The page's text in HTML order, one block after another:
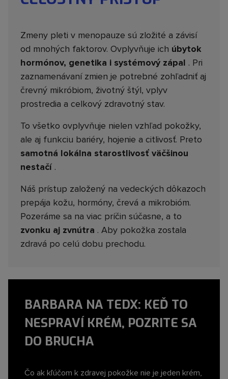
Zmeny pleti v menopauze sú zložité a závisí
od mnohých faktorov. Ovplyvňuje ich úbytok
hormónov, genetika i systémový zápal . Pri
zaznamenávaní zmien je potrebné zohľadniť aj
črevný mikróbiom, životný štýl, vplyv
prostredia a celkový zdravotný stav.
To všetko ovplyvňuje nielen vzhľad pokožky,
ale aj funkciu bariéry, hojenie a citlivosť. Preto
samotná lokálna starostlivosť väčšinou
nestačí .
Náš prístup založený na vedeckých dôkazoch
prepája kožu, hormóny, črevá a mikrobióm.
Pozeráme sa na viac príčin súčasne, a to
zvonku aj zvnútra . Aby pokožka zostala
zdravá po celú dobu prechodu.
BARBARA NA TEDX: KEĎ TO
NESPRAVÍ KRÉM, POZRITE SA
DO BRUCHA
Čo ak kľúčom k zdravej pokožke nie je jeden krém,